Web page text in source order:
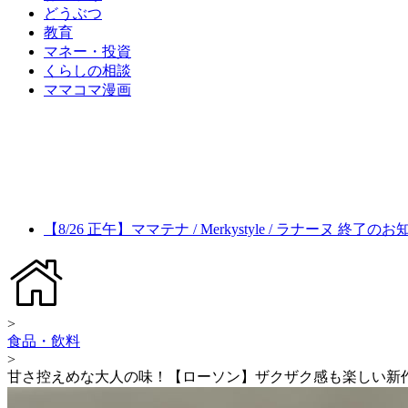
どうぶつ
教育
マネー・投資
くらしの相談
ママコマ漫画
【8/26 正午】ママテナ / Merkystyle / ラナーヌ 終了のお
>
食品・飲料
>
甘さ控えめな大人の味！【ローソン】ザクザク感も楽しい新